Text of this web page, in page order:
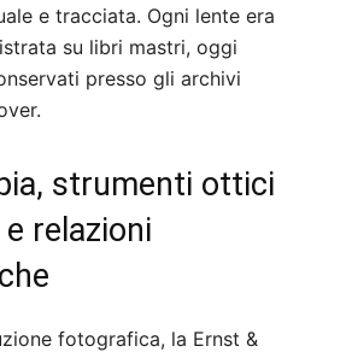
e tracciata. Ogni lente era
su libri mastri, oggi
presso gli archivi
strumenti ottici
relazioni
fotografica, la Ernst &